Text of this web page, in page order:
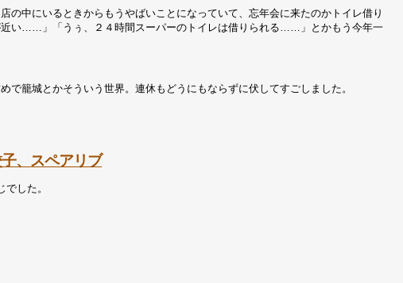
の中にいるときからもうやばいことになっていて、忘年会に来たのかトイレ借り
近い……」「うぅ、２４時間スーパーのトイレは借りられる……」とかもう今年一
籠城とかそういう世界。連休もどうにもならずに伏してすごしました。
、スペアリブ
した。